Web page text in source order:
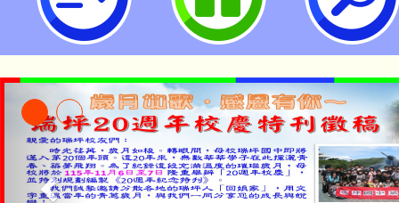
中學